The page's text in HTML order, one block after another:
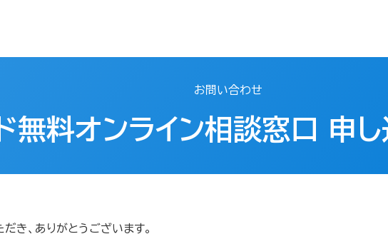
お問い合わせ
無料オンライン相談窓口 申
き、ありがとうございます。